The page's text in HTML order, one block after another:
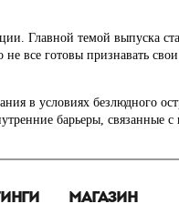
Главной темой выпуска
не все готовы признавать
в условиях безлюдного
барьеры, связанные